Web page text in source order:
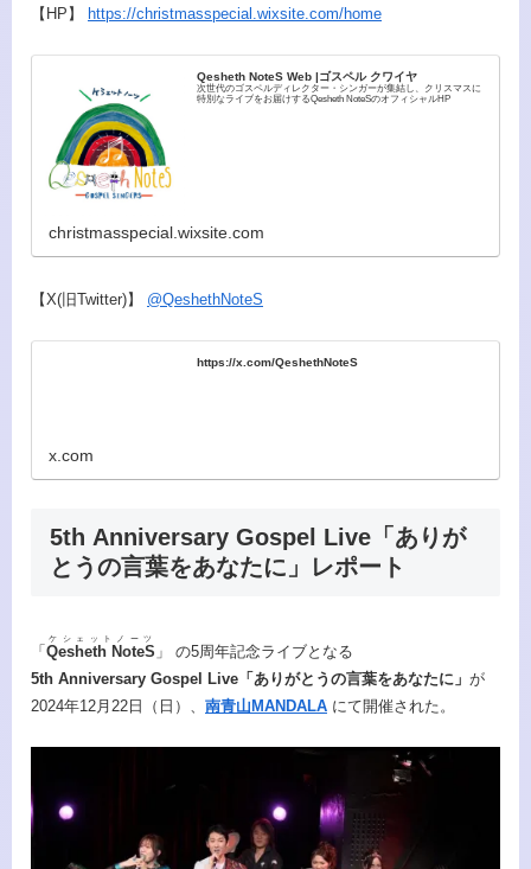
【HP】 https://christmasspecial.wixsite.com/home
Qesheth NoteS Web |ゴスペル クワイヤ
次世代のゴスペルディレクター・シンガーが集結し、クリスマスに
特別なライブをお届けするQesheth NoteSのオフィシャルHP
christmasspecial.wixsite.com
【X(旧Twitter)】 @QeshethNoteS
https://x.com/QeshethNoteS
x.com
5th Anniversary Gospel Live「ありが
とうの言葉をあなたに」レポート
「 Qesheth NoteS
ケシェットノーツ
」 の5周年記念ライブとなる
5th Anniversary Gospel Live「ありがとうの言葉をあなたに」 が
2024年12月22日（日）、 南青山MANDALA にて開催された。